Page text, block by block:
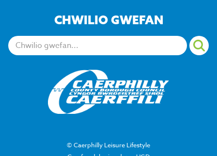
CHWILIO GWEFAN
© Caerphilly Leisure Lifestyle